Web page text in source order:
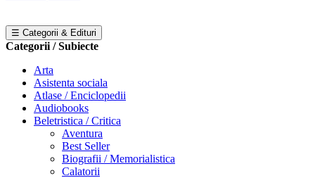
☰ Categorii & Edituri
Categorii / Subiecte
Arta
Asistenta sociala
Atlase / Enciclopedii
Audiobooks
Beletristica / Critica
Aventura
Best Seller
Biografii / Memorialistica
Calatorii